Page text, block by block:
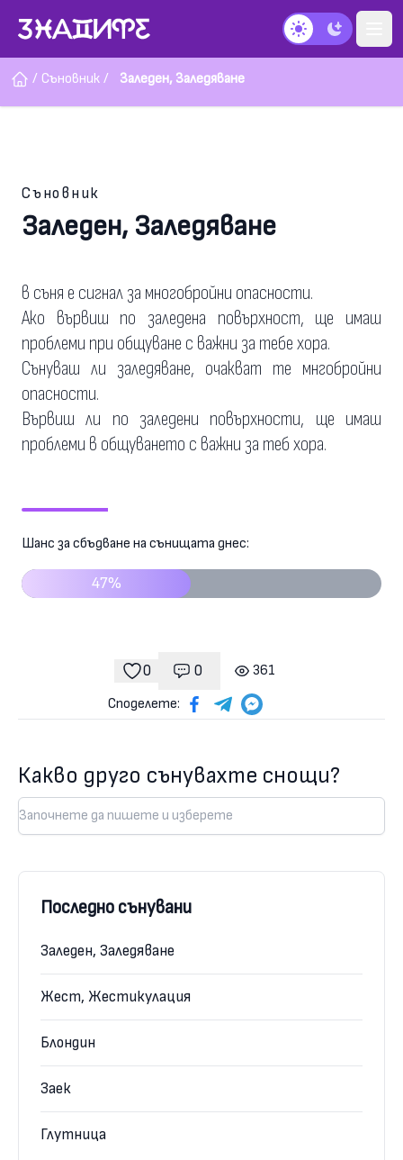
Тъмен режим
/ Съновник / Заледен, Заледяване
Съновник
Заледен, Заледяване
в съня е сигнал за многобройни опасности.
Ако вървиш по заледена повърхност, ще имаш
проблеми при общуване с важни за тебе хора.
Сънуваш ли заледяване, очакват те мнгобройни
опасности.
Вървиш ли по заледени повърхности, ще имаш
проблеми в общуването с важни за теб хора.
Шанс за сбъдване на сънищата днес:
47%
0
харесвания
0
Коментари
361
гледания
Споделете:
Какво друго сънувахте снощи?
Последно сънувани
Заледен, Заледяване
Жест, Жестикулация
Блондин
Заек
Глутница